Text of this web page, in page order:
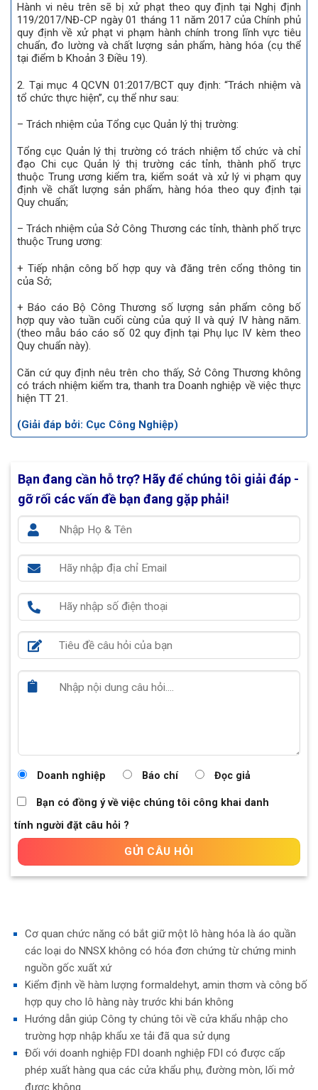
Hành vi nêu trên sẽ bị xử phạt theo quy định tại Nghị định
119/2017/NĐ-CP ngày 01 tháng 11 năm 2017 của Chính phủ
quy định về xử phạt vi phạm hành chính trong lĩnh vực tiêu
chuẩn, đo lường và chất lượng sản phẩm, hàng hóa (cụ thể
tại điểm b Khoản 3 Điều 19).
2. Tại mục 4 QCVN 01:2017/BCT quy định: “Trách nhiệm và
tổ chức thực hiện”, cụ thể như sau:
– Trách nhiệm của Tổng cục Quản lý thị trường:
Tổng cục Quản lý thị trường có trách nhiệm tổ chức và chỉ
đạo Chi cục Quản lý thị trường các tỉnh, thành phố trực
thuộc Trung ương kiểm tra, kiểm soát và xử lý vi phạm quy
định về chất lượng sản phẩm, hàng hóa theo quy định tại
Quy chuẩn;
– Trách nhiệm của Sở Công Thương các tỉnh, thành phố trực
thuộc Trung ương:
+ Tiếp nhận công bố hợp quy và đăng trên cổng thông tin
của Sở;
+ Báo cáo Bộ Công Thương số lượng sản phẩm công bố
hợp quy vào tuần cuối cùng của quý II và quý IV hàng năm.
(theo mẫu báo cáo số 02 quy định tại Phụ lục IV kèm theo
Quy chuẩn này).
Căn cứ quy định nêu trên cho thấy, Sở Công Thương không
có trách nhiệm kiểm tra, thanh tra Doanh nghiệp về việc thực
hiện TT 21.
(Giải đáp bởi: Cục Công Nghiệp)
Bạn đang cần hỗ trợ? Hãy để chúng tôi giải đáp -
gỡ rối các vấn đề bạn đang gặp phải!
Doanh nghiệp Báo chí Đọc giả
Bạn có đồng ý về việc chúng tôi công khai danh
tính người đặt câu hỏi ?
Cơ quan chức năng có bắt giữ một lô hàng hóa là áo quần
các loại do NNSX không có hóa đơn chứng từ chứng minh
nguồn gốc xuất xứ
Kiểm định về hàm lượng formaldehyt, amin thơm và công bố
hợp quy cho lô hàng này trước khi bán không
Hướng dẫn giúp Công ty chúng tôi về cửa khẩu nhập cho
trường hợp nhập khẩu xe tải đã qua sử dụng
Đối với doanh nghiệp FDI doanh nghiệp FDI có được cấp
phép xuất hàng qua các cửa khẩu phụ, đường mòn, lối mở
được không